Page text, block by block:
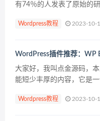
有74％的人发表了原始的
和新闻工作者可以在其文
Wordpress教程 2023-10-
WordPress插件推荐：WP
大家好，我叫点金源码，
能短少丰厚的内容，它是
用程序自带的媒体工具会
Wordpress教程 2023-10-